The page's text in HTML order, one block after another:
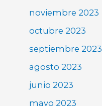
noviembre 2023
octubre 2023
septiembre 2023
agosto 2023
junio 2023
mayo 2023